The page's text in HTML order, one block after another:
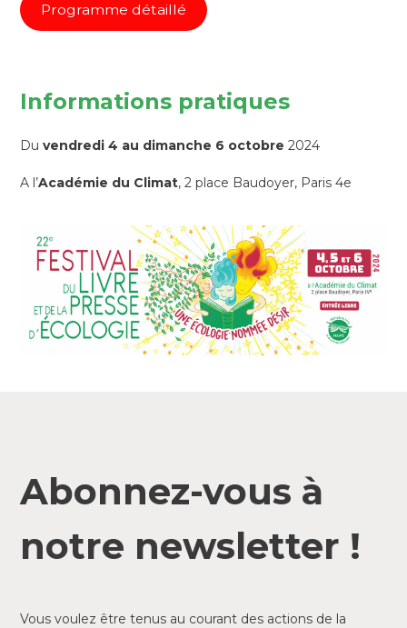
Programme détaillé
Informations pratiques
Duvendredi 4 au dimanche 6 octobre 2024
A l’Académie du Climat, 2 place Baudoyer, Paris 4e
Abonnez-vous à
notre newsletter !
Vous voulez être tenus au courant des actions de la